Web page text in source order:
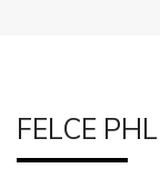
FELCE